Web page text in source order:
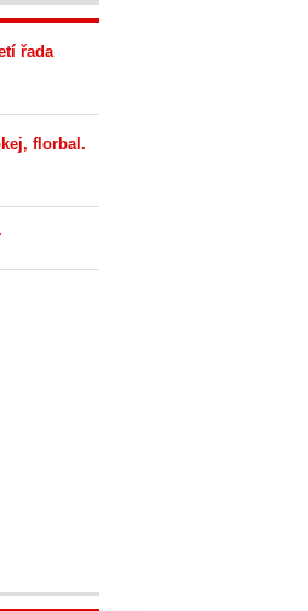
řada
florbal.